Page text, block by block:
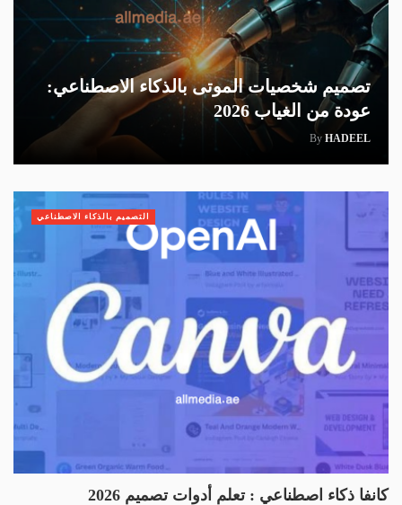
تصميم شخصيات الموتى بالذكاء الاصطناعي:
عودة من الغياب 2026
By HADEEL
كانفا ذكاء اصطناعي : تعلم أدوات تصميم 2026
التصميم بالذكاء الاصطناعي